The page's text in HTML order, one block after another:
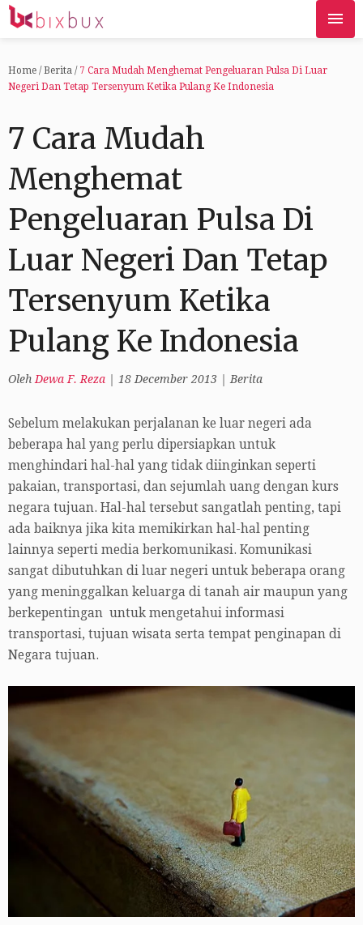
Home / Berita / 7 Cara Mudah Menghemat Pengeluaran Pulsa Di Luar
Negeri Dan Tetap Tersenyum Ketika Pulang Ke Indonesia
7 Cara Mudah
Menghemat
Pengeluaran Pulsa Di
Luar Negeri Dan Tetap
Tersenyum Ketika
Pulang Ke Indonesia
Oleh Dewa F. Reza 18 December 2013 Berita
Sebelum melakukan perjalanan ke luar negeri ada
beberapa hal yang perlu dipersiapkan untuk
menghindari hal-hal yang tidak diinginkan seperti
pakaian, transportasi, dan sejumlah uang dengan kurs
negara tujuan. Hal-hal tersebut sangatlah penting, tapi
ada baiknya jika kita memikirkan hal-hal penting
lainnya seperti media berkomunikasi. Komunikasi
sangat dibutuhkan di luar negeri untuk beberapa orang
yang meninggalkan keluarga di tanah air maupun yang
berkepentingan untuk mengetahui informasi
transportasi, tujuan wisata serta tempat penginapan di
Negara tujuan.